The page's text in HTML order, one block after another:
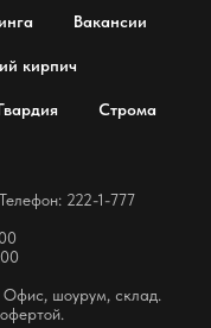
Вакансии
кирпич
Строма
222-1-777
шоурум, склад.